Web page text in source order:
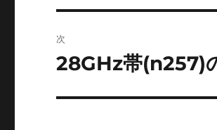
ゲ
投
稿:
次
次
投
28GHz帯(n257)